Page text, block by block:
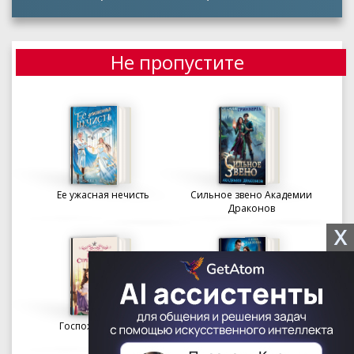
Не пропустите
Ее ужасная нечисть
Сильное звено Академии
Драконов
Госпожа портниха
Осколки вечности в
Академии Судьбы
X